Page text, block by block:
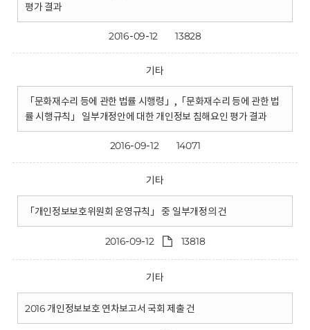
평가 결과
2016-09-12 13828
기타
「문화재수리 등에 관한 법률 시행령」,「문화재수리 등에 관한 법
률 시행규칙」 일부개정안에 대한 개인정보 침해요인 평가 결과
2016-09-12 14071
기타
「개인정보보호위원회 운영규칙」 중 일부개정의 건
2016-09-12 13818
기타
2016 개인정보보호 연차보고서 국회 제출 건